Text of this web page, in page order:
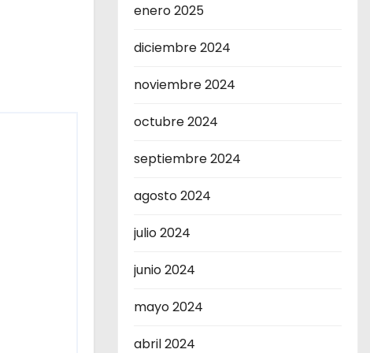
enero 2025
diciembre 2024
noviembre 2024
octubre 2024
septiembre 2024
agosto 2024
julio 2024
junio 2024
mayo 2024
abril 2024